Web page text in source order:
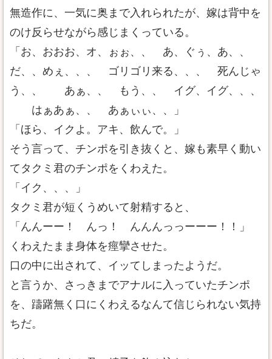
無造作に、一気に奥まで入れられたが、嫁は背中を
のけ反らせながら感じまくっている。
「お、おおお、オ、ぉぉ、、 あ、ぐぅ、あ、、
だ、、めぇ、、、 ゴリゴリ来る、、、 死んじゃ
う、、 あぁ、、 もう、、 イグ、イグ、、、
はぁあぁ、、 あぁぃぃ、、」
「ほら、イクよ。アキ、飲んで。」
そう言って、チンポを引き抜くと、嫁も素早く動い
てタクミ君のチンポをくわえた。
「イク、、、」
タクミ君が短くうめいて射精すると、
「んんーー！ んっ！ んんんっっーーー！！」
くわえたまま身体を痙攣させた。
口の中に出されて、イッてしまったようだ。
と言うか、さっきまでアナルに入っていたチンポ
を、躊躇無く口にくわえるなんて信じられない気持
ちだ。